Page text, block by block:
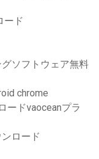
ード
ソフトウェア無料
chrome
ードvaoceanプラ
ロード